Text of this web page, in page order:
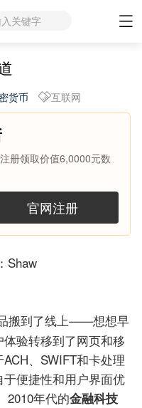
关键字
货币 互联网
册领取价值6,0000元数
官网注册
Shaw
搬到了线上——想想早
验转移到了网页和移
、SWIFT和卡处理
便捷性和用户界面优
2010年代的金融科技